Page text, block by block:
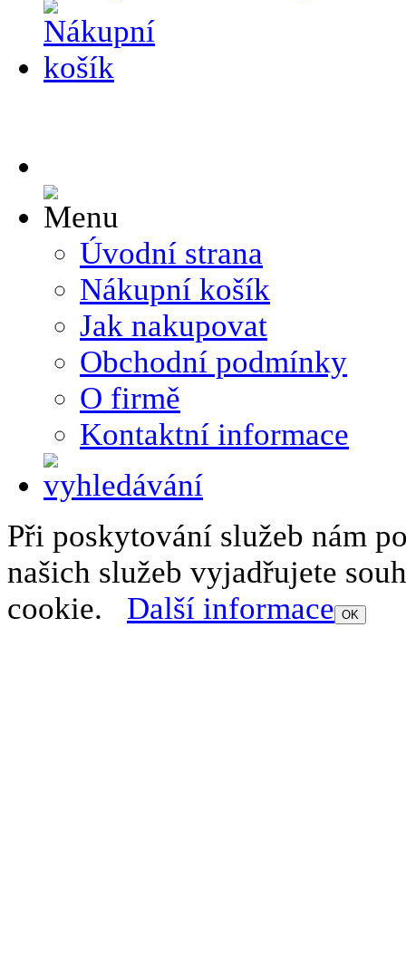
Úvodní strana
Nákupní košík
Jak nakupovat
Obchodní podmínky
O firmě
Kontaktní informace
Při poskytování služeb nám
našich služeb vyjadřujete
cookie. Další informace